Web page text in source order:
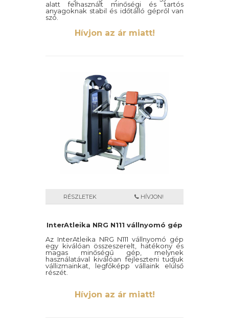
alatt felhasznált minőségi és tartós
anyagoknak stabil és időtálló gépről van
szó.
Hívjon az ár miatt!
RÉSZLETEK HÍVJON!
InterAtleika NRG N111 vállnyomó gép
Az InterAtleika NRG N111 vállnyomó gép
egy kiválóan összeszerelt, hatékony és
magas minőségű gép, melynek
használatával kiválóan fejleszteni tudjuk
vállizmainkat, legfőképp vállaink elülső
részét.
Hívjon az ár miatt!